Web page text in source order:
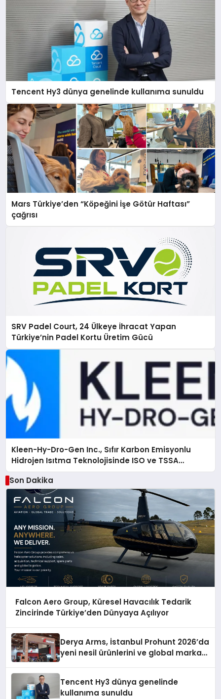
Tencent Hy3 dünya genelinde kullanıma sunuldu
Mars Türkiye’den “Köpeğini İşe Götür Haftası”
çağrısı
SRV Padel Court, 24 Ülkeye İhracat Yapan
Türkiye’nin Padel Kortu Üretim Gücü
Kleen-Hy-Dro-Gen Inc., Sıfır Karbon Emisyonlu
Hidrojen Isıtma Teknolojisinde ISO ve TSSA
Düzenleyici Onaylarını Aldı
Son Dakika
Falcon Aero Group, Küresel Havacılık Tedarik
Zincirinde Türkiye’den Dünyaya Açılıyor
Derya Arms, İstanbul Prohunt 2026’da
yeni nesil ürünlerini ve global marka
Tencent Hy3 dünya genelinde
kullanıma sunuldu